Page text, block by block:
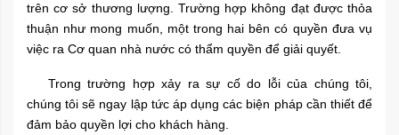
trên cơ sở thương lượng. Trường hợp không đạt được thỏa
thuận như mong muốn, một trong hai bên có quyền đưa vụ
việc ra Cơ quan nhà nước có thẩm quyền để giải quyết.
Trong trường hợp xảy ra sự cố do lỗi của chúng tôi,
chúng tôi sẽ ngay lập tức áp dụng các biện pháp cần thiết để
đảm bảo quyền lợi cho khách hàng.